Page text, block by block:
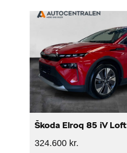
Škoda Elroq 85 iV Loft
324.600 kr.